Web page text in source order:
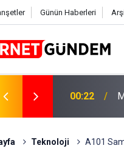
Günün Haberleri
15:58
Teknoloji A101